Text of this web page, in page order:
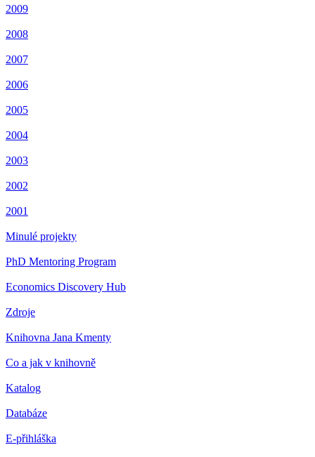
2009
2008
2007
2006
2005
2004
2003
2002
2001
Minulé projekty
PhD Mentoring Program
Economics Discovery Hub
Zdroje
Knihovna Jana Kmenty
Co a jak v knihovně
Katalog
Databáze
E-přihláška